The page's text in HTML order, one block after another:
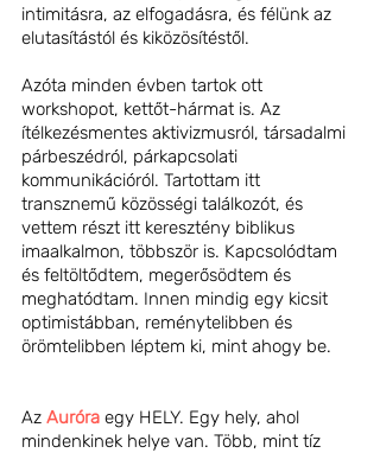
intimitásra, az elfogadásra, és félünk az
elutasítástól és kiközösítéstől.
Azóta minden évben tartok ott
workshopot, kettőt-hármat is. Az
ítélkezésmentes aktivizmusról, társadalmi
párbeszédról, párkapcsolati
kommunikációról. Tartottam itt
transznemű közösségi találkozót, és
vettem részt itt keresztény biblikus
imaalkalmon, többször is. Kapcsolódtam
és feltöltődtem, megerősödtem és
meghatódtam. Innen mindig egy kicsit
optimistábban, reménytelibben és
örömtelibben léptem ki, mint ahogy be.
Az Auróra egy HELY. Egy hely, ahol
mindenkinek helye van. Több, mint tíz